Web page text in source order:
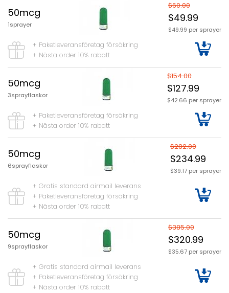
50mcg
1sprayer
$60.00
$49.99
$49.99 per sprayer
+ Paketleveransföretag försäkring
+ Nästa order 10% rabatt
50mcg
3sprayflaskor
$154.00
$127.99
$42.66 per sprayer
+ Paketleveransföretag försäkring
+ Nästa order 10% rabatt
50mcg
6sprayflaskor
$282.00
$234.99
$39.17 per sprayer
+ Gratis standard airmail leverans
+ Paketleveransföretag försäkring
+ Nästa order 10% rabatt
50mcg
9sprayflaskor
$385.00
$320.99
$35.67 per sprayer
+ Gratis standard airmail leverans
+ Paketleveransföretag försäkring
+ Nästa order 10% rabatt